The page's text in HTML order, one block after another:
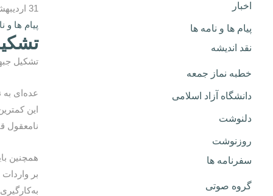
31 اردیبهشت, 1399
پیام ها و
تشکیل
عده‌ای به
این
نامعقول
همچنین
بر
اخبار
پیام ها و نامه ها
نقد اندیشه
خطبه نماز جمعه
دانشگاه آزاد اسلامی
دلنوشت
روزنوشت
سفرنامه ها
گروه صوتی